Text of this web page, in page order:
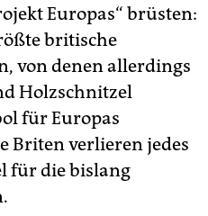
Europas“ brüsten:
britische
von denen allerdings
Holzschnitzel
für Europas
Briten verlieren jedes
für die bislang